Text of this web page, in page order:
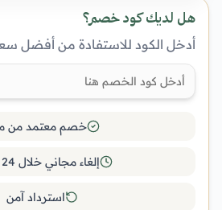
هل لديك كود خصم؟
أدخل الكود للاستفادة من أفضل
خصم معتمد من
إلغاء مجاني خلال 24 ساعة
استرداد آمن